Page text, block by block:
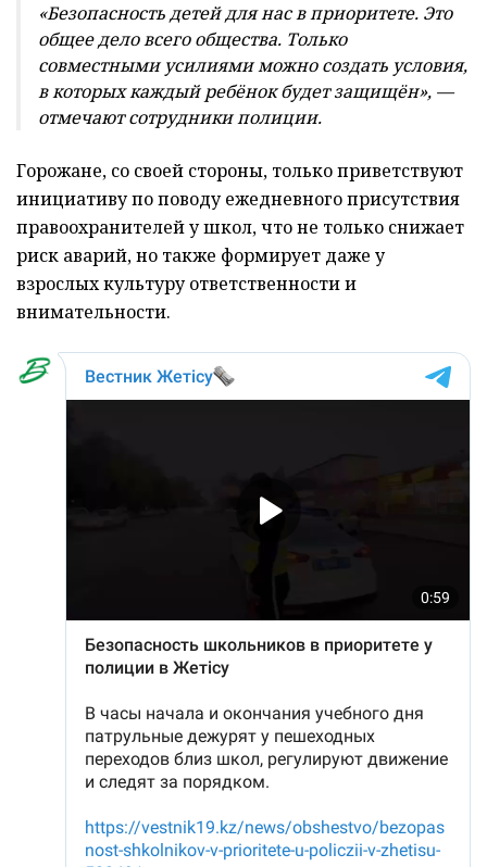
«Безопасность детей для нас в приоритете. Это
общее дело всего общества. Только
совместными усилиями можно создать условия,
в которых каждый ребёнок будет защищён», —
отмечают сотрудники полиции.
Горожане, со своей стороны, только приветствуют
инициативу по поводу ежедневного присутствия
правоохранителей у школ, что не только снижает
риск аварий, но также формирует даже у
взрослых культуру ответственности и
внимательности.